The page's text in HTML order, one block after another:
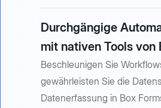
Durchgängige
mit nativen Tools von
Beschleunigen Sie
gewährleisten Sie die
Datenerfassung in Box